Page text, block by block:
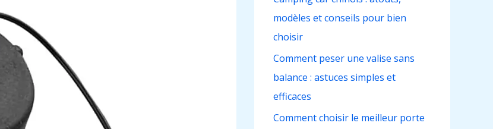
h
e
r
:
modèles et conseils pour bien
choisir
Comment peser une valise sans
balance : astuces simples et
efficaces
Comment choisir le meilleur porte